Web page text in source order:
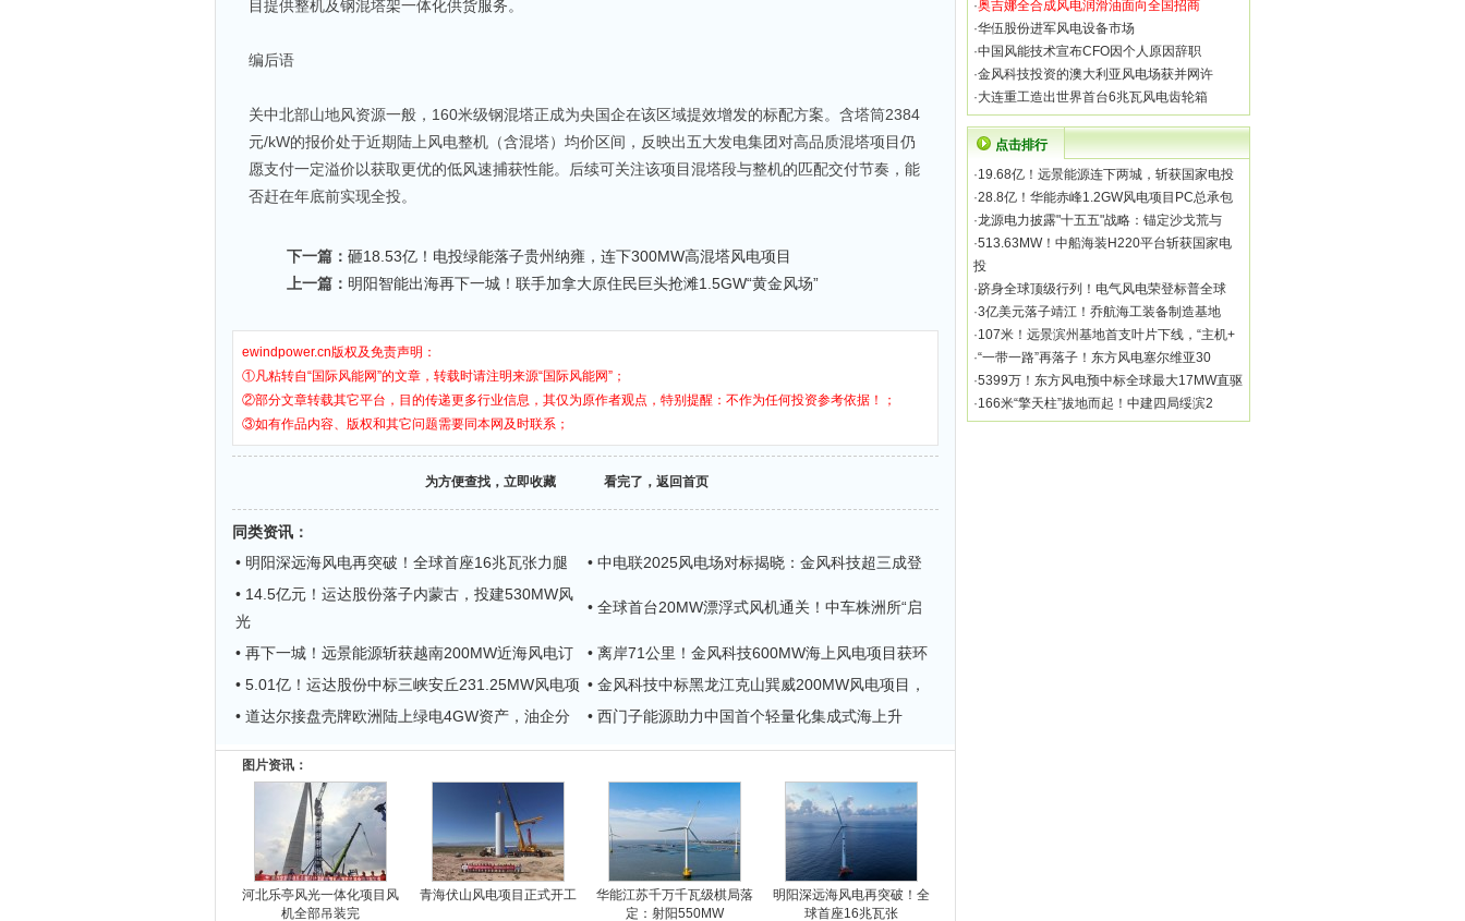
目提供整机及钢混塔架一体化供货服务。
编后语
关中北部山地风资源一般，160米级钢混塔正成为央国企在该区域提效增发的标配方案。含塔筒2384
元/kW的报价处于近期陆上风电整机（含混塔）均价区间，反映出五大发电集团对高品质混塔项目仍
愿支付一定溢价以获取更优的低风速捕获性能。后续可关注该项目混塔段与整机的匹配交付节奏，能
否赶在年底前实现全投。
下一篇： 砸18.53亿！电投绿能落子贵州纳雍，连下300MW高混塔风电项目
上一篇： 明阳智能出海再下一城！联手加拿大原住民巨头抢滩1.5GW“黄金风场”
ewindpower.cn版权及免责声明：
①凡粘转自“国际风能网”的文章，转载时请注明来源“国际风能网”；
②部分文章转载其它平台，目的传递更多行业信息，其仅为原作者观点，特别提醒：不作为任何投资参考依据！；
③如有作品内容、版权和其它问题需要同本网及时联系；
为方便查找，立即收藏 看完了，返回首页
同类资讯 ：
• 明阳深远海风电再突破！全球首座16兆瓦张力腿
• 中电联2025风电场对标揭晓：金风科技超三成登
• 14.5亿元！运达股份落子内蒙古，投建530MW风
光
• 全球首台20MW漂浮式风机通关！中车株洲所“启
• 再下一城！远景能源斩获越南200MW近海风电订
• 离岸71公里！金风科技600MW海上风电项目获环
• 5.01亿！运达股份中标三峡安丘231.25MW风电项 • 金风科技中标黑龙江克山巽威200MW风电项目，
• 道达尔接盘壳牌欧洲陆上绿电4GW资产，油企分
• 西门子能源助力中国首个轻量化集成式海上升
图片资讯：
河北乐亭风光一体化项目风
机全部吊装完
青海伏山风电项目正式开工
华能江苏千万千瓦级棋局落
定：射阳550MW
明阳深远海风电再突破！全
球首座16兆瓦张
·奥吉娜全合成风电润滑油面向全国招商
·华伍股份进军风电设备市场
·中国风能技术宣布CFO因个人原因辞职
·金风科技投资的澳大利亚风电场获并网许
·大连重工造出世界首台6兆瓦风电齿轮箱
点击排行
·19.68亿！远景能源连下两城，斩获国家电投
·28.8亿！华能赤峰1.2GW风电项目PC总承包
·龙源电力披露"十五五"战略：锚定沙戈荒与
·513.63MW！中船海装H220平台斩获国家电
投
·跻身全球顶级行列！电气风电荣登标普全球
·3亿美元落子靖江！乔航海工装备制造基地
·107米！远景滨州基地首支叶片下线，“主机+
·“一带一路”再落子！东方风电塞尔维亚30
·5399万！东方风电预中标全球最大17MW直驱
·166米“擎天柱”拔地而起！中建四局绥滨2